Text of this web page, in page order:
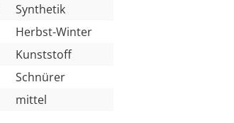
Synthetik
Herbst-Winter
Kunststoff
Schnürer
mittel